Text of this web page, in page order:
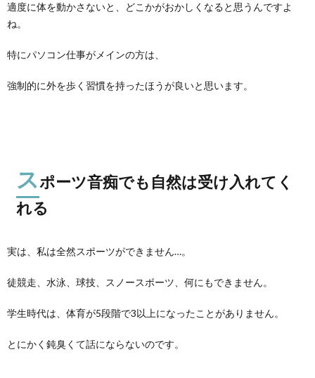
適度に体を動かさないと、どこかがおかしくなると思うんですよ
ね。
特にパソコン仕事がメインの方は、
強制的に外を歩く習慣を持ったほうが良いと思います。
スポーツ音痴でも自然は受け入れてく
れる
実は、私は全然スポーツができません…。
徒競走、水泳、球技、スノースポーツ、何にもできません。
学生時代は、体育が5段階で3以上になったことがありません。
とにかく鈍臭くて話にならないのです。